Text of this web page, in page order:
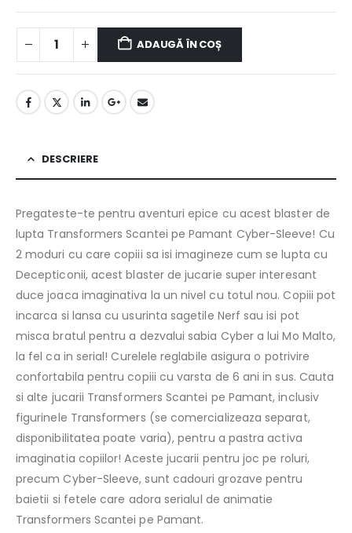
ADAUGĂ ÎN COȘ
DESCRIERE
Pregateste-te pentru aventuri epice cu acest blaster de
lupta Transformers Scantei pe Pamant Cyber-Sleeve! Cu
2 moduri cu care copiii sa isi imagineze cum se lupta cu
Decepticonii, acest blaster de jucarie super interesant
duce joaca imaginativa la un nivel cu totul nou. Copiii pot
incarca si lansa cu usurinta sagetile Nerf sau isi pot
misca bratul pentru a dezvalui sabia Cyber a lui Mo Malto,
la fel ca in serial! Curelele reglabile asigura o potrivire
confortabila pentru copiii cu varsta de 6 ani in sus. Cauta
si alte jucarii Transformers Scantei pe Pamant, inclusiv
figurinele Transformers (se comercializeaza separat,
disponibilitatea poate varia), pentru a pastra activa
imaginatia copiilor! Aceste jucarii pentru joc pe roluri,
precum Cyber-Sleeve, sunt cadouri grozave pentru
baietii si fetele care adora serialul de animatie
Transformers Scantei pe Pamant.